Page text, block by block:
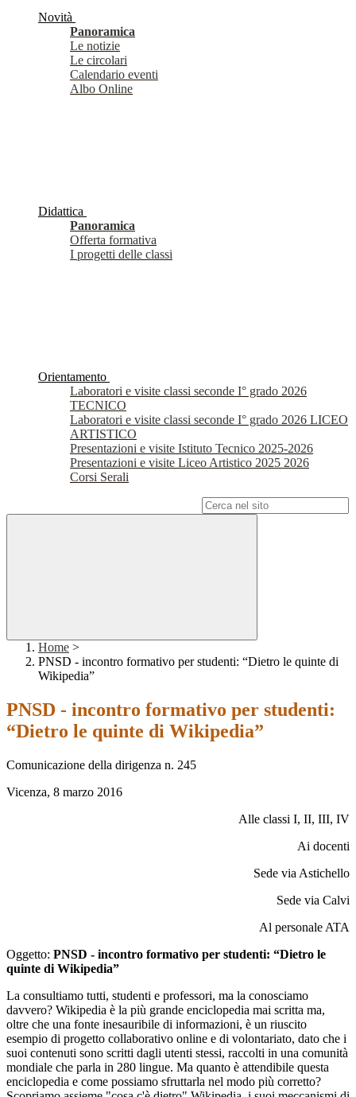
Novità
Panoramica
Le notizie
Le circolari
Calendario eventi
Albo Online
Didattica
Panoramica
Offerta formativa
I progetti delle classi
Orientamento
Laboratori e visite classi seconde I° grado 2026
TECNICO
Laboratori e visite classi seconde I° grado 2026 LICEO
ARTISTICO
Presentazioni e visite Istituto Tecnico 2025-2026
Presentazioni e visite Liceo Artistico 2025 2026
Corsi Serali
Home >
PNSD - incontro formativo per studenti: “Dietro le quinte di
Wikipedia”
PNSD - incontro formativo per studenti:
“Dietro le quinte di Wikipedia”
Comunicazione della dirigenza n. 245
Vicenza, 8 marzo 2016
Alle classi I, II, III, IV
Ai docenti
Sede via Astichello
Sede via Calvi
Al personale ATA
Oggetto: PNSD - incontro formativo per studenti: “Dietro le
quinte di Wikipedia”
La consultiamo tutti, studenti e professori, ma la conosciamo
davvero? Wikipedia è la più grande enciclopedia mai scritta ma,
oltre che una fonte inesauribile di informazioni, è un riuscito
esempio di progetto collaborativo online e di volontariato, dato che i
suoi contenuti sono scritti dagli utenti stessi, raccolti in una comunità
mondiale che parla in 280 lingue. Ma quanto è attendibile questa
enciclopedia e come possiamo sfruttarla nel modo più corretto?